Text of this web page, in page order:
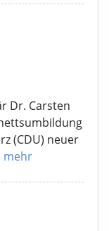
Dr. Carsten
(CDU) neuer
mehr